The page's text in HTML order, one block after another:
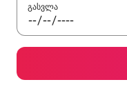
გასვლა